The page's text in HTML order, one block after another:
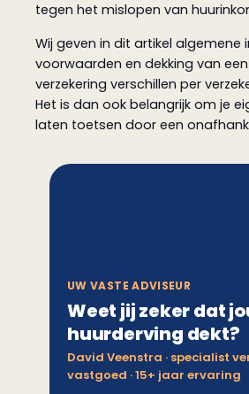
tegen het mislopen van
Wij geven in dit artikel algemene
voorwaarden en dekking van
verzekering verschillen per
Het is dan ook belangrijk om je
laten toetsen door een
UW VASTE ADVISEUR
Weet jij zeker dat
huurderving dekt?
David Veenstra · specialist
vastgoed · 15+ jaar ervaring